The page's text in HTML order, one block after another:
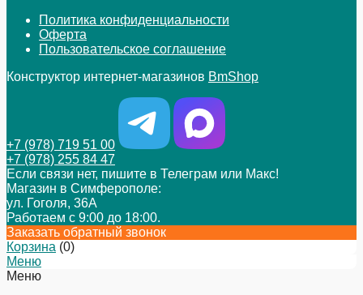
Политика конфиденциальности
Оферта
Пользовательское соглашение
Конструктор интернет-магазинов BmShop
+7 (978) 719 51 00
+7 (978) 255 84 47
Если связи нет, пишите в Телеграм или Макс!
Магазин в Симферополе:
ул. Гоголя, 36А
Работаем с 9:00 до 18:00.
Заказать обратный звонок
Корзина (0)
Меню
Меню